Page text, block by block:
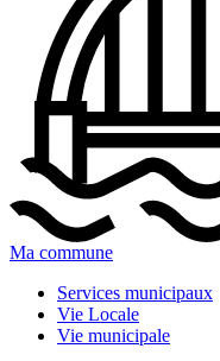
Ma commune
Services municipaux
Vie Locale
Vie municipale